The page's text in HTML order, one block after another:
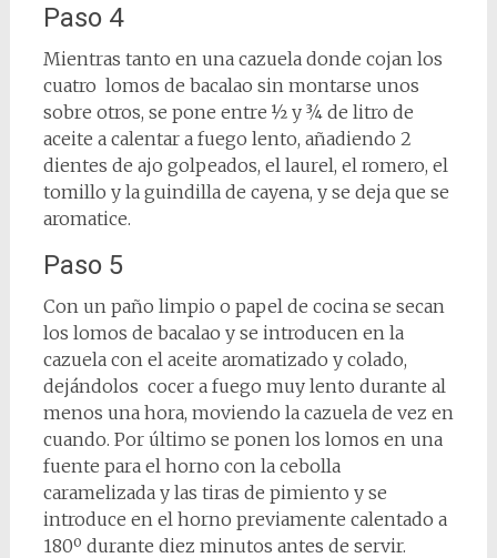
Paso 4
Mientras tanto en una cazuela donde cojan los
cuatro lomos de bacalao sin montarse unos
sobre otros, se pone entre ½ y ¾ de litro de
aceite a calentar a fuego lento, añadiendo 2
dientes de ajo golpeados, el laurel, el romero, el
tomillo y la guindilla de cayena, y se deja que se
aromatice.
Paso 5
Con un paño limpio o papel de cocina se secan
los lomos de bacalao y se introducen en la
cazuela con el aceite aromatizado y colado,
dejándolos cocer a fuego muy lento durante al
menos una hora, moviendo la cazuela de vez en
cuando. Por último se ponen los lomos en una
fuente para el horno con la cebolla
caramelizada y las tiras de pimiento y se
introduce en el horno previamente calentado a
180º durante diez minutos antes de servir.